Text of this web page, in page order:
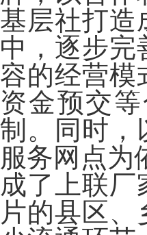
基层社打造
中，逐步完
容的经营模
资金预交
制。同时，
服务网点为
成了上联厂
片的县区